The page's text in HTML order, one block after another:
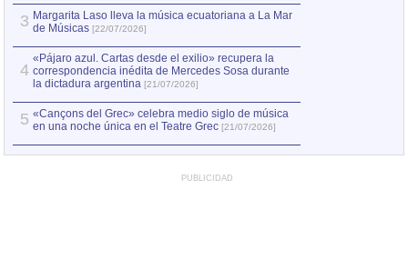
3 Margarita Laso lleva la música ecuatoriana a La Mar
de Músicas [22/07/2026]
4
«Pájaro azul. Cartas desde el exilio» recupera la
correspondencia inédita de Mercedes Sosa durante
la dictadura argentina [21/07/2026]
5 «Cançons del Grec» celebra medio siglo de música
en una noche única en el Teatre Grec [21/07/2026]
PUBLICIDAD